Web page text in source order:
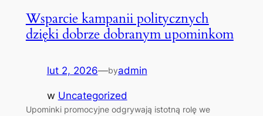
Wsparcie kampanii politycznych
dzięki dobrze dobranym upominkom
lut 2, 2026—byadmin
w Uncategorized
Upominki promocyjne odgrywają istotną rolę we